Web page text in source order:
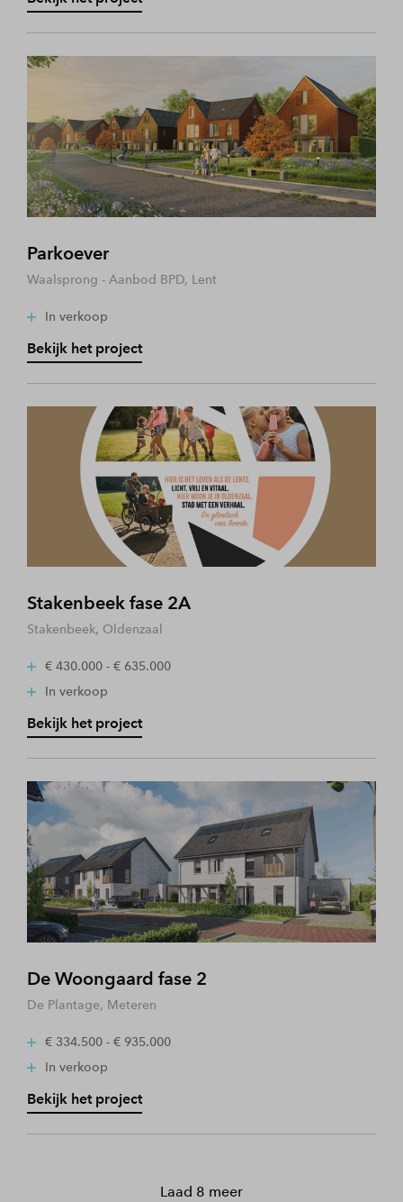
Parkoever
Waalsprong - Aanbod BPD, Lent
In verkoop
Bekijk het project
Stakenbeek fase 2A
Stakenbeek, Oldenzaal
€ 430.000 - € 635.000
In verkoop
Bekijk het project
De Woongaard fase 2
De Plantage, Meteren
€ 334.500 - € 935.000
In verkoop
Bekijk het project
Laad 8 meer